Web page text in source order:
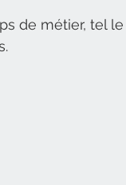
de métier, tel le